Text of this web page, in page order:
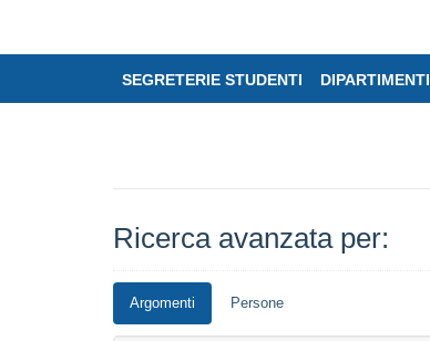
SEGRETERIE STUDENTI DIPARTIMENTI
Ricerca avanzata per:
Argomenti Persone